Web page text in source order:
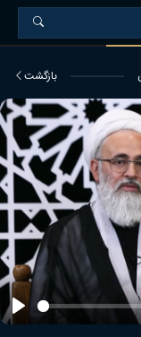
بازگشت
Play